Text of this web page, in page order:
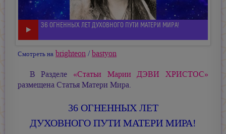
36 ОГНЕННЫХ ЛЕТ ДУХОВНОГО ПУТИ МАТЕРИ МИРА!
Смотреть на brighteon /bastyon
В Разделе «Статьи Марии ДЭВИ ХРИСТОС»
размещена Статья Матери Мира.
36 ОГНЕННЫХ ЛЕТ
ДУХОВНОГО ПУТИ МАТЕРИ МИРА!